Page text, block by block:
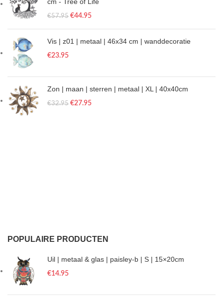
€57.95 €44.95
Vis | z01 | metaal | 46x34 cm | wanddecoratie
€23.95
Zon | maan | sterren | metaal | XL | 40x40cm
€32.95 €27.95
POPULAIRE PRODUCTEN
Uil | metaal & glas | paisley-b | S | 15×20cm
€14.95